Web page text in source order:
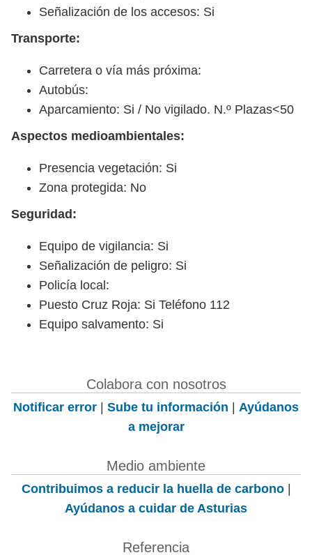
Señalización de los accesos: Si
Transporte:
Carretera o vía más próxima:
Autobús:
Aparcamiento: Si / No vigilado. N.º Plazas<50
Aspectos medioambientales:
Presencia vegetación: Si
Zona protegida: No
Seguridad:
Equipo de vigilancia: Si
Señalización de peligro: Si
Policía local:
Puesto Cruz Roja: Si Teléfono 112
Equipo salvamento: Si
Colabora con nosotros
Notificar error | Sube tu información | Ayúdanos
a mejorar
Medio ambiente
Contribuimos a reducir la huella de carbono|
Ayúdanos a cuidar de Asturias
Referencia